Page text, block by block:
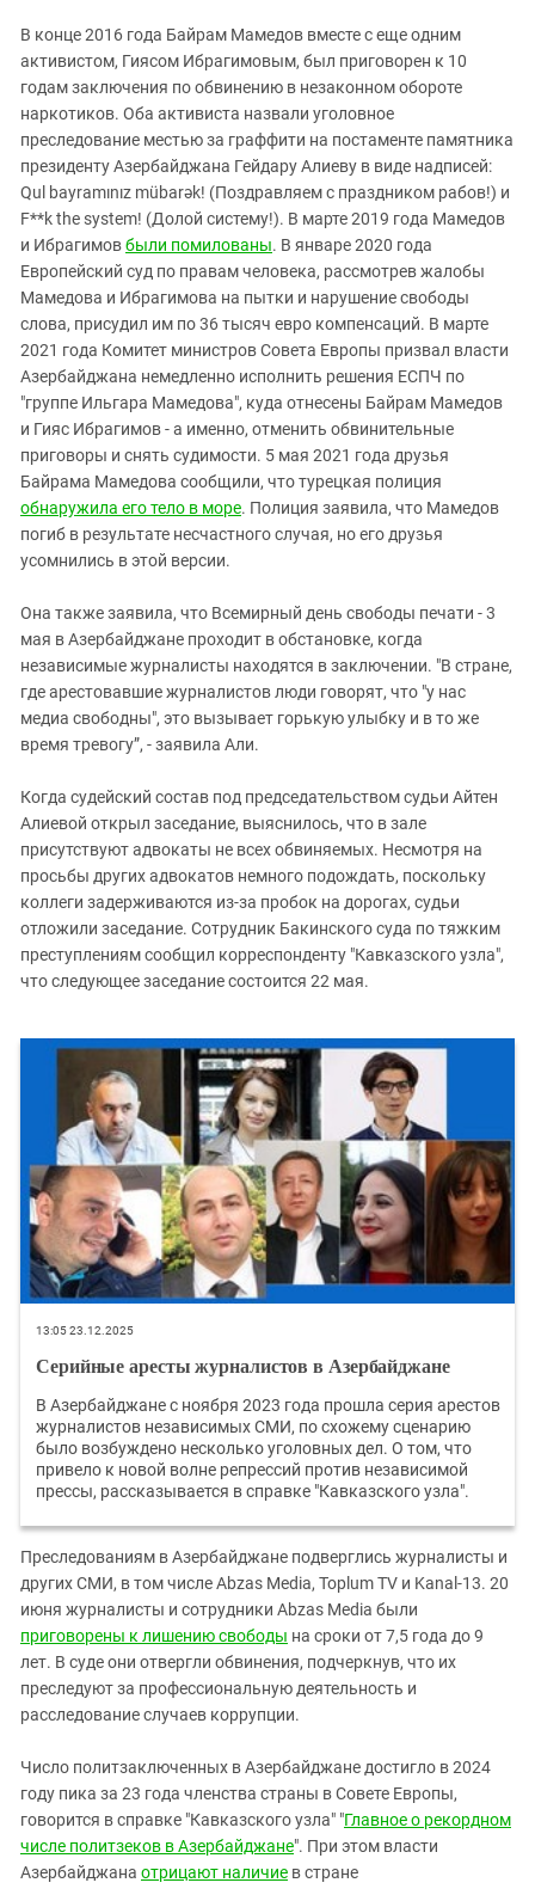
В конце 2016 года Байрам Мамедов вместе с еще одним
активистом, Гиясом Ибрагимовым, был приговорен к 10
годам заключения по обвинению в незаконном обороте
наркотиков. Оба активиста назвали уголовное
преследование местью за граффити на постаменте памятника
президенту Азербайджана Гейдару Алиеву в виде надписей:
Qul bayramınız mübarək! (Поздравляем с праздником рабов!) и
F**k the system! (Долой систему!). В марте 2019 года Мамедов
и Ибрагимовбыли помилованы. В январе 2020 года
Европейский суд по правам человека, рассмотрев жалобы
Мамедова и Ибрагимова на пытки и нарушение свободы
слова, присудил им по 36 тысяч евро компенсаций. В марте
2021 года Комитет министров Совета Европы призвал власти
Азербайджана немедленно исполнить решения ЕСПЧ по
"группе Ильгара Мамедова", куда отнесены Байрам Мамедов
и Гияс Ибрагимов - а именно, отменить обвинительные
приговоры и снять судимости. 5 мая 2021 года друзья
Байрама Мамедова сообщили, что турецкая полиция
обнаружила его тело в море. Полиция заявила, что Мамедов
погиб в результате несчастного случая, но его друзья
усомнились в этой версии.
Она также заявила, что Всемирный день свободы печати - 3
мая в Азербайджане проходит в обстановке, когда
независимые журналисты находятся в заключении. "В стране,
где арестовавшие журналистов люди говорят, что "у нас
медиа свободны", это вызывает горькую улыбку и в то же
время тревогу”, - заявила Али.
Когда судейский состав под председательством судьи Айтен
Алиевой открыл заседание, выяснилось, что в зале
присутствуют адвокаты не всех обвиняемых. Несмотря на
просьбы других адвокатов немного подождать, поскольку
коллеги задерживаются из-за пробок на дорогах, судьи
отложили заседание. Сотрудник Бакинского суда по тяжким
преступлениям сообщил корреспонденту "Кавказского узла",
что следующее заседание состоится 22 мая.
13:05 23.12.2025
Серийные аресты журналистов в Азербайджане
В Азербайджане с ноября 2023 года прошла серия арестов
журналистов независимых СМИ, по схожему сценарию
было возбуждено несколько уголовных дел. О том, что
привело к новой волне репрессий против независимой
прессы, рассказывается в справке "Кавказского узла".
Преследованиям в Азербайджане подверглись журналисты и
других СМИ, в том числе Abzas Media, Toplum TV и Kanal-13. 20
июня журналисты и сотрудники Abzas Media были
приговорены к лишению свободы на сроки от 7,5 года до 9
лет. В суде они отвергли обвинения, подчеркнув, что их
преследуют за профессиональную деятельность и
расследование случаев коррупции.
Число политзаключенных в Азербайджане достигло в 2024
году пика за 23 года членства страны в Совете Европы,
говорится в справке "Кавказского узла" "Главное о рекордном
числе политзеков в Азербайджане". При этом власти
Азербайджана отрицают наличие в стране